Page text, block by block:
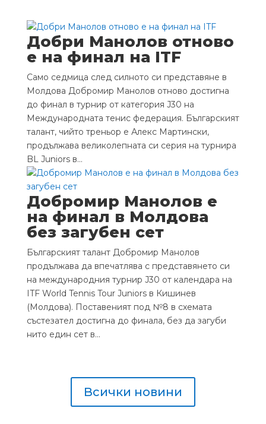
Добри Манолов отново
е на финал на ITF
Само седмица след силното си представяне в
Молдова Добромир Манолов отново достигна
до финал в турнир от категория J30 на
Международната тенис федерация. Българският
талант, чийто треньор е Алекс Мартински,
продължава великолепната си серия на турнира
BL Juniors в...
Добромир Манолов е
на финал в Молдова
без загубен сет
Българският талант Добромир Манолов
продължава да впечатлява с представянето си
на международния турнир J30 от календара на
ITF World Tennis Tour Juniors в Кишинев
(Молдова). Поставеният под №8 в схемата
състезател достигна до финала, без да загуби
нито един сет в...
Всички новини